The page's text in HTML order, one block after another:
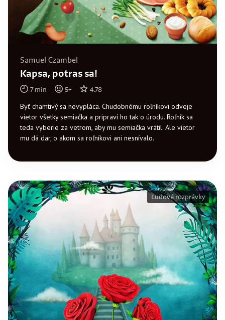
Samuel Czambel
Kapsa, potras sa!
7min 5+ 4.78
Byť chamtivý sa nevypláca. Chudobnému roľníkovi odveje
vietor všetky semiačka a pripraví ho tak o úrodu. Roľník sa
teda vyberie za vetrom, aby mu semiačka vrátil. Ale vietor
mu dá dar, o akom sa roľníkovi ani nesnívalo.
Ľudové rozprávky